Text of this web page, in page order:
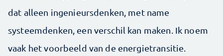
dat alleen ingenieurs­denken, met name
systeemdenken, een verschil kan maken. Ik noem
vaak het voorbeeld van de energietransitie.